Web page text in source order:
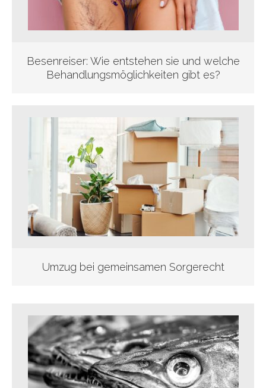
Besenreiser: Wie entstehen sie und welche
Behandlungsmöglichkeiten gibt es?
Umzug bei gemeinsamen Sorgerecht